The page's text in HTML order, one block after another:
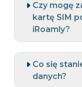
Czy mogę
kartę SIM
iRoamly?
Co się
danych?